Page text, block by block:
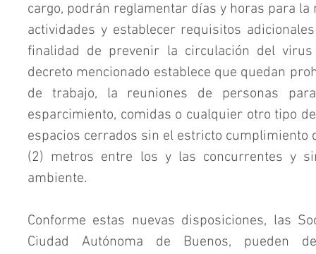
cargo, podrán reglamentar días y horas para
actividades y establecer requisitos
finalidad de prevenir la circulación del virus
decreto mencionado establece que quedan
de trabajo, la reuniones de personas
esparcimiento, comidas o cualquier otro tipo
espacios cerrados sin el estricto cumplimiento
(2) metros entre los y las concurrentes y
ambiente.
Conforme estas nuevas disposiciones, las
Ciudad Autónoma de Buenos, pueden